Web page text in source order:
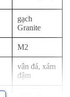
gạch
Granite
M2
vân đá, xám
đậm